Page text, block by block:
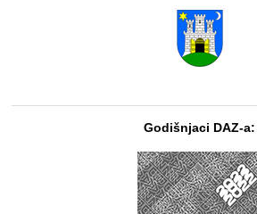
Godišnjaci DAZ-a: